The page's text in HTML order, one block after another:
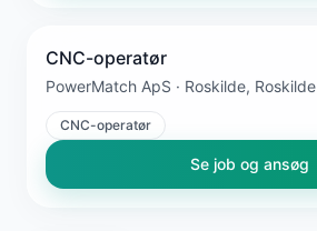
CNC-operatør
PowerMatch ApS · Roskilde, Roskilde
CNC-operatør
Se job og ansøg